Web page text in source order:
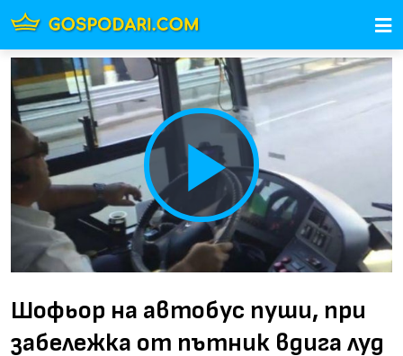
Play
Video
Шофьор на автобус пуши, при
забележка от пътник вдига луд